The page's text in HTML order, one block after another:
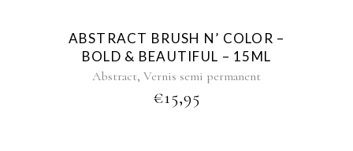
ABSTRACT BRUSH N’ COLOR –
BOLD & BEAUTIFUL – 15ML
Abstract, Vernis semi permanent
€15,95